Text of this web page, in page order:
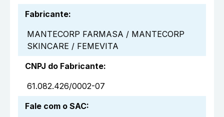
Fabricante:
MANTECORP FARMASA / MANTECORP
SKINCARE / FEMEVITA
CNPJ do Fabricante:
61.082.426/0002-07
Fale com o SAC: